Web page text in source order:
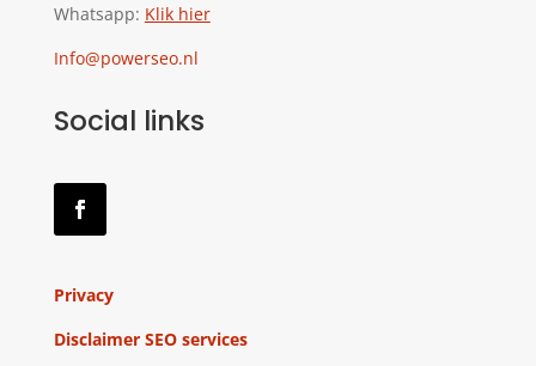
Whatsapp: Klik hier
Info@powerseo.nl
Social links
Privacy
Disclaimer SEO services